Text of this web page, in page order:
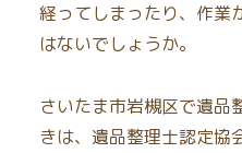
経ってしまったり、作業
はないでしょうか。
さいたま市岩槻区で遺品
きは、遺品整理士認定協